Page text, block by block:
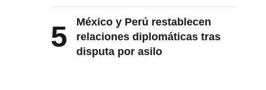
5
México y Perú restablecen
relaciones diplomáticas tras
disputa por asilo